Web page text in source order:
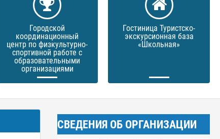
Городской
координационный
центр по физкультурно-
спортивной работе с
образовательными
организациями
Гостиница Туристско-
экскурсионная база
«Школьная»
СВЕДЕНИЯ ОБ ОРГАНИЗАЦИИ